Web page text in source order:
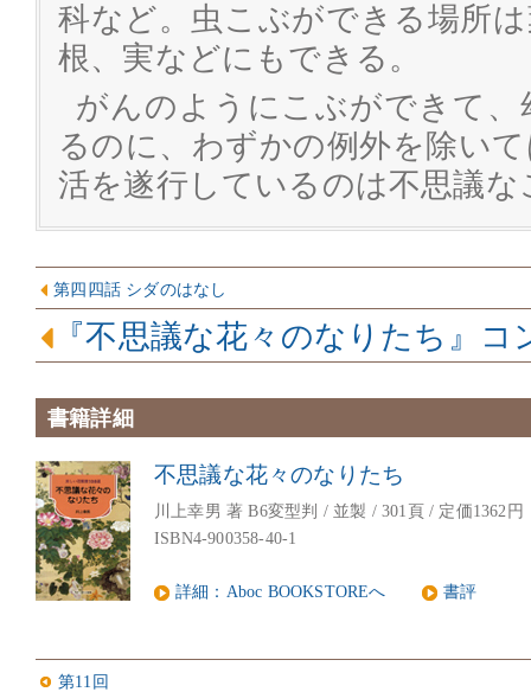
科など。虫こぶができる場所
根、実などにもできる。
がんのようにこぶができて
るのに、わずかの例外を除い
活を遂行しているのは不思議
第四四話 シダのはなし
『不思議な花々のなりたち』コ
書籍詳細
不思議な花々のなりたち
川上幸男 著 B6変型判 / 並製 / 301頁 / 定価1362円
ISBN4-900358-40-1
詳細：Aboc BOOKSTOREへ 書評
第11回